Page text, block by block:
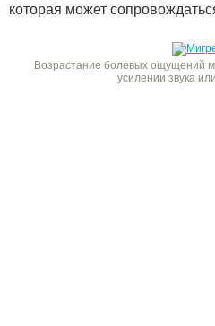
которая может
Возрастание болевых ощущений
усилении звука